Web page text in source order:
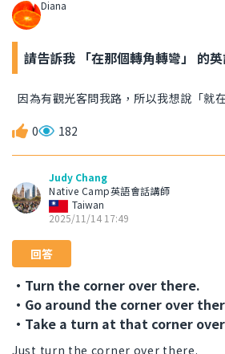
Diana
請告訴我 「在那個轉角轉彎」 的英
因為有觀光客問我路，所以我想說「就
0 182
Judy Chang
Native Camp英語會話講師
Taiwan
2025/11/14 17:49
回答
・Turn the corner over there.
・Go around the corner over
・Take a turn at that corner
Just turn the corner over there.